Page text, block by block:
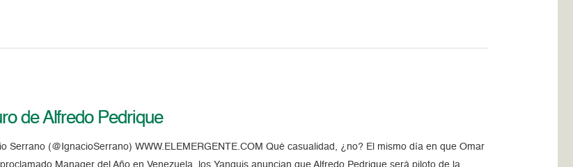
de Alfredo Pedrique
Serrano (@IgnacioSerrano) WWW.ELEMERGENTE.COM Qué casualidad, ¿no? El mismo día en que Omar
Manager del Año en Venezuela, los Yanquis anuncian que Alfredo Pedrique será piloto de la